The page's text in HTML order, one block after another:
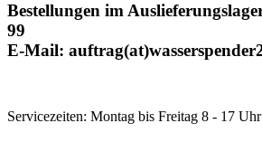
Bestellungen im
99
E-Mail:
Servicezeiten: Montag bis Freitag 8 - 17 Uhr